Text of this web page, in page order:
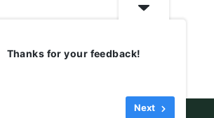
Thanks for your feedback!
Next